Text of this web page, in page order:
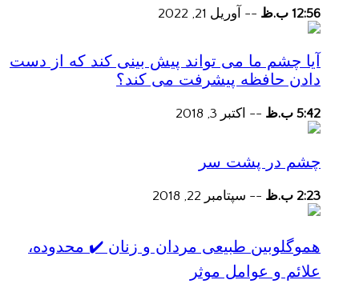
12:56 ب.ظ -- آوریل 21, 2022
آیا چشم ما می تواند پیش بینی کند که از دست
دادن حافظه پیشرفت می کند؟
5:42 ب.ظ -- اکتبر 3, 2018
چشم در پشت سر
2:23 ب.ظ -- سپتامبر 22, 2018
هموگلوبین طبیعی مردان و زنان ✔️ محدوده،
علائم و عوامل موثر